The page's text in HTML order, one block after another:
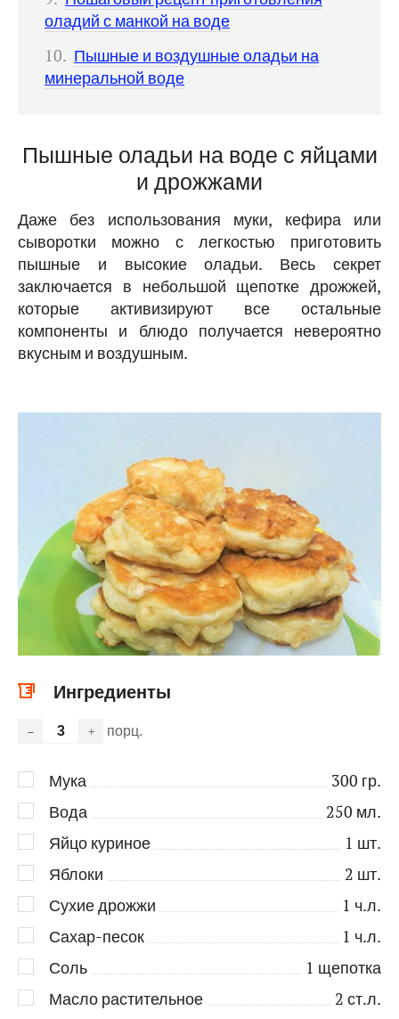
оладий с манкой на воде
Пышные и воздушные оладьи на
минеральной воде
Пышные оладьи на воде с яйцами
и дрожжами
Даже без использования муки, кефира или
сыворотки можно с легкостью приготовить
пышные и высокие оладьи. Весь секрет
заключается в небольшой щепотке дрожжей,
которые активизируют все остальные
компоненты и блюдо получается невероятно
вкусным и воздушным.
Ингредиенты
– + порц.
Мука 300 гр.
Вода
250 мл.
Яйцо куриное
1 шт.
Яблоки
2 шт.
Сухие дрожжи
1 ч.л.
Сахар-песок
1 ч.л.
Соль
1 щепотка
Масло растительное
2 ст.л.